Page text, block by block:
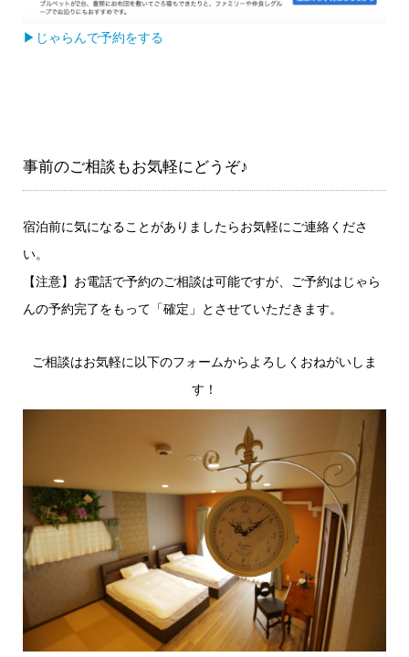
▶じゃらんで予約をする
事前のご相談もお気軽にどうぞ♪
宿泊前に気になることがありましたらお気軽にご連絡くださ
い。
【注意】お電話で予約のご相談は可能ですが、ご予約はじゃら
んの予約完了をもって「確定」とさせていただきます。
ご相談はお気軽に以下のフォームからよろしくおねがいしま
す！